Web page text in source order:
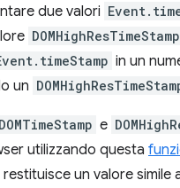
due valori
DOMHighResTimeStamp
in un
un
DOMTimeStamp e
utilizzando questa
un valore simile